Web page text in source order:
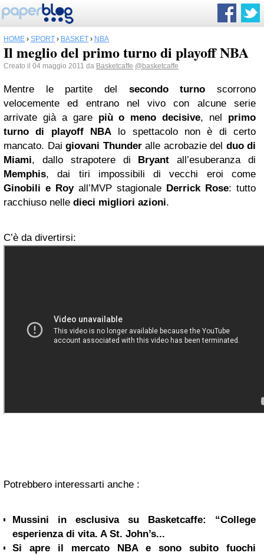
HOME › SPORT › BASKET › NBA
Il meglio del primo turno di playoff NBA
Creato il 04 maggio 2011 da Basketcaffe @basketcaffe
Mentre le partite del secondo turno scorrono
velocemente ed entrano nel vivo con alcune serie
arrivate già a gare più o meno decisive, nel primo
turno di playoff NBA lo spettacolo non è di certo
mancato. Dai giovani Thunderalle acrobazie del duo di
Miami, dallo strapotere di Bryantall’esuberanza di
Memphis, dai tiri impossibili di vecchi eroi come
Ginobili e Royall’MVP stagionale Derrick Rose: tutto
racchiuso nelle dieci migliori azioni.
C’è da divertirsi:
Potrebbero interessarti anche :
Mussini in esclusiva su Basketcaffe: “College
esperienza di vita. A St. John’s...
Si apre il mercato NBA e sono subito fuochi